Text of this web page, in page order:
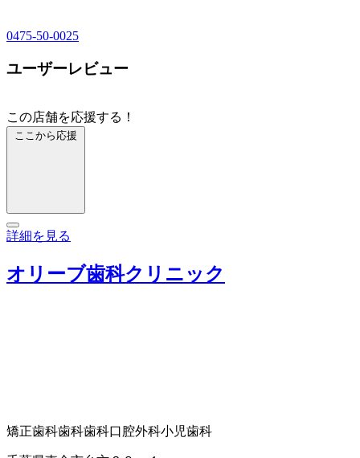
0475-50-0025
ユーザーレビュー
この店舗を応援する！
ここから応援
詳細を見る
オリーブ歯科クリニック
矯正歯科歯科歯科口腔外科小児歯科